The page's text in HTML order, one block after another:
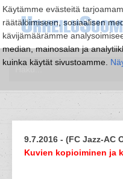
Käytämme evästeitä
räätälöimiseen, sosiaalisen
kävijämäärämme
median, mainosalan ja
kuinka käytät sivustoamme.
9.7.2016 - (FC Jazz-AC
Kuvien kopioiminen ja